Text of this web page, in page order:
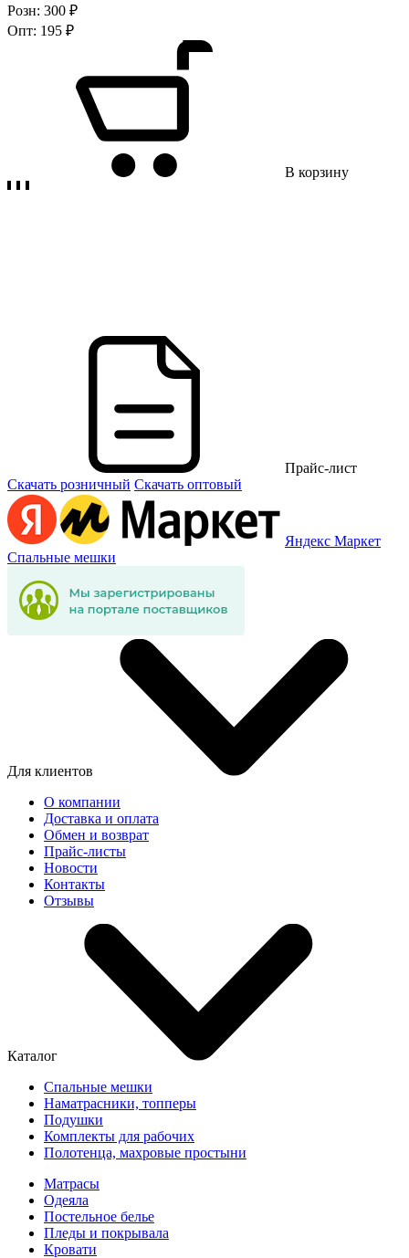
Розн: 300 ₽
Опт: 195 ₽
В корзину
Прайс-лист
Скачать розничный Скачать оптовый
Яндекс Маркет
Спальные мешки
Для клиентов
О компании
Доставка и оплата
Обмен и возврат
Прайс-листы
Новости
Контакты
Отзывы
Каталог
Спальные мешки
Наматрасники, топперы
Подушки
Комплекты для рабочих
Полотенца, махровые простыни
Матрасы
Одеяла
Постельное белье
Пледы и покрывала
Кровати